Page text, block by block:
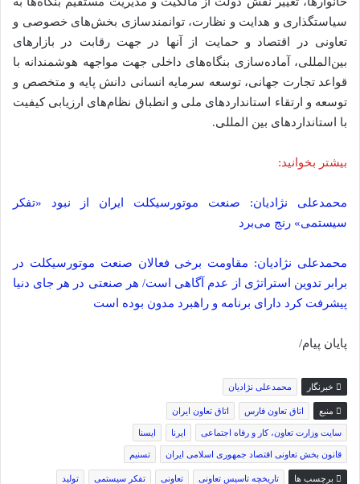
سیاستگذاری و هدایت و نظارت، توانمندسازی بخش‌های خصوصی و
تعاونی در اقتصاد و حمایت از آنها در جهت رقابت در بازارهای
بین‌المللی، آماده‌سازی بنگاه‌های داخلی جهت مواجهه هوشمندانه با
قواعد تجارت جهانی، توسعه سرمایه انسانی دانش پایه و متخصص و
توسعه و ارتقاء استانداردهای ملی و انطباق نظام‌های ارزیابی کیفیت
با استانداردهای بین المللی.
بیشتر بخوانید:
محمدعلی نژادیان: صنعت موتورسیکلت ایران از نبود «تفکر
سیستمی» رنج می‌برد
محمدعلی نژادیان: مقاومت برخی فعالان صنعت موتورسیکلت در
برابر تدوین استراتژی از عدم آگاهی است/ هر صنعتی در هر جای دنیا
پیشرفت کرد دارای برنامه و راهبرد مدون بوده است
پایان پیام/
خبرنگار محمدعلی نژادیان
منبع اتاق تعاون فارس اتاق تعاون ایران
سایت وزارت تعاون، کار و رفاه اجتماعی ایرنا ایسنا
قانون بخش تعاونی اقتصاد جمهوری اسلامی ایران تسنیم
برچسب ها تاریخچه تاسیس تعاونی تعاونی تفکر سیستمی تولید